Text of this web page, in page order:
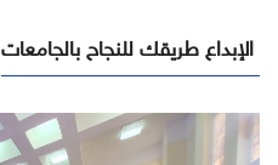
الإبداع طريقك للنجاح بالجامعات